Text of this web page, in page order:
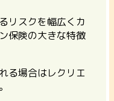
リスクを幅広くカ
保険の大きな特徴
る場合はレクリエ